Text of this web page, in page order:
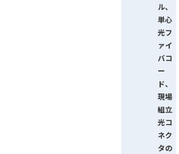
ル、
単心
光フ
ァイ
バコ
ー
ド、
現場
組立
光コ
ネク
タの